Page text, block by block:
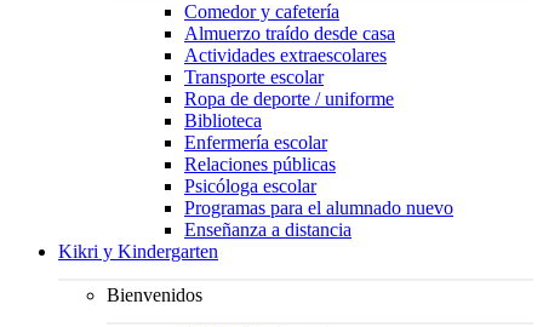
Comedor y cafetería
Almuerzo traído desde casa
Actividades extraescolares
Transporte escolar
Ropa de deporte / uniforme
Biblioteca
Enfermería escolar
Relaciones públicas
Psicóloga escolar
Programas para el alumnado nuevo
Enseñanza a distancia
Kikri y Kindergarten
Bienvenidos